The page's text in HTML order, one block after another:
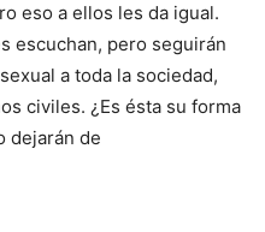
eso a ellos les da igual.
escuchan, pero seguirán
a toda la sociedad,
civiles. ¿Es ésta su forma
dejarán de